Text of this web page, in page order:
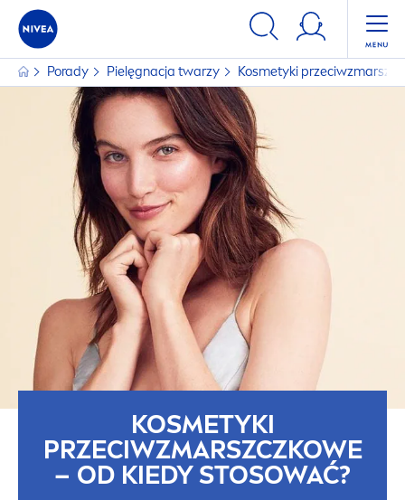
Porady Pielęgnacja twarzy Kosmetyki
KOSMETYKI
PRZECIWZMARSZCZKOWE
– OD KIEDY STOSOWAĆ?